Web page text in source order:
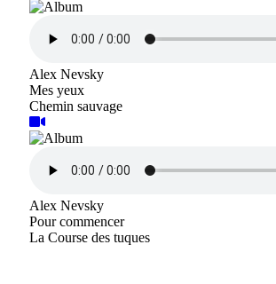
Alex Nevsky
Mes yeux
Chemin sauvage
Alex Nevsky
Pour commencer
La Course des tuques